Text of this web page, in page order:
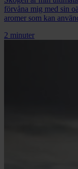
förvåna mig med sin
aromer som kan
2 minuter